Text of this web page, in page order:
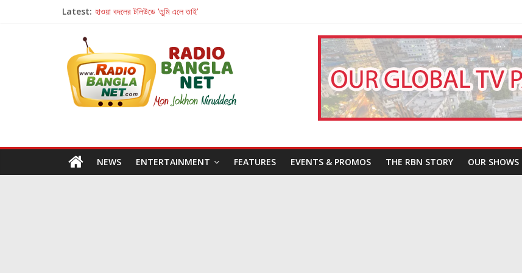
Latest: হাওয়া বদলের টলিউডে ‘তুমি এলে তাই’
জগন্নাথমঙ্গলম্ — বাংলায় প্রথমবার মঞ্চে এবার রথযাত্রার উদযাপন
Retribution: A Thought-Provoking Short Film That Challenges Our Understanding of Justice
NEWS ENTERTAINMENT FEATURES EVENTS & PROMOS THE RBN STORY OUR SHOWS